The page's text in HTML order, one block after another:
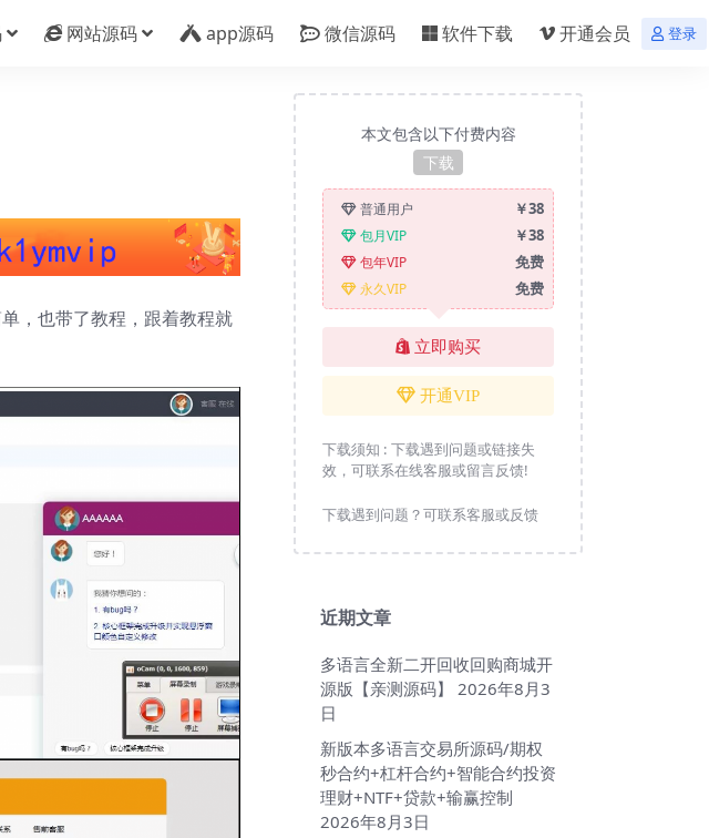
网站源码 app源码 微信源码 软件下载 开通会员 登录
，也带了教程，跟着教程就
本文包含以下付费内容
下载
普通用户 ￥38
包月VIP ￥38
包年VIP 免费
永久VIP 免费
立即购买
开通VIP
下载须知 : 下载遇到问题或链接失
效，可联系在线客服或留言反馈!
下载遇到问题？可联系客服或反馈
近期文章
多语言全新二开回收回购商城开
源版【亲测源码】
2026年8月3
日
新版本多语言交易所源码/期权
秒合约+杠杆合约+智能合约投资
理财+NTF+贷款+输赢控制
2026年8月3日